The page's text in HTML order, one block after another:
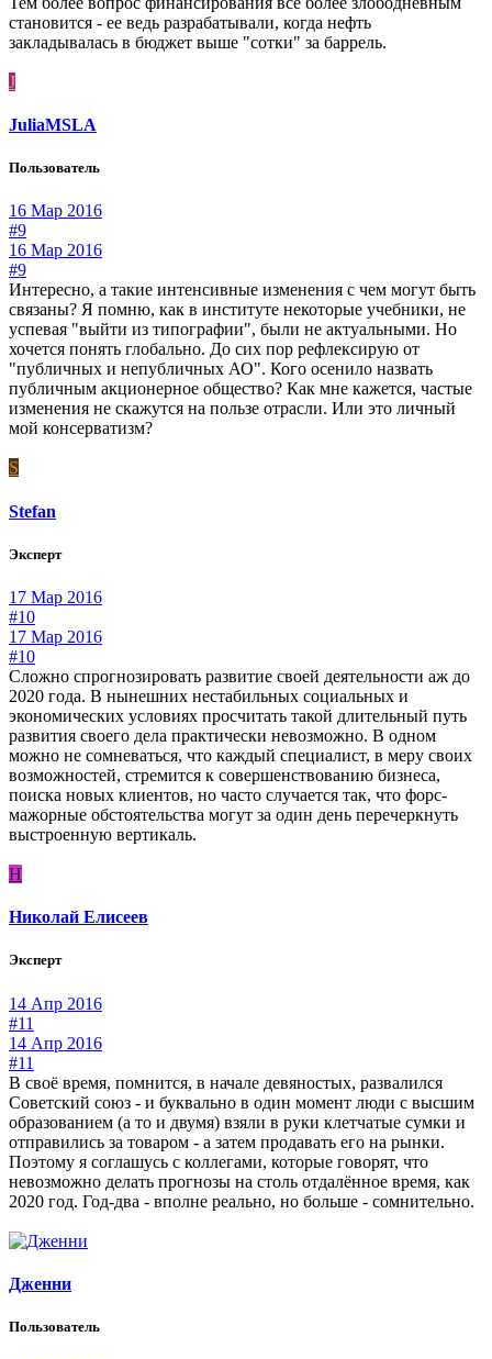
становится - ее ведь разрабатывали, когда нефть
закладывалась в бюджет выше "сотки" за баррель.
J
JuliaMSLA
Пользователь
16 Мар 2016
#9
16 Мар 2016
#9
Интересно, а такие интенсивные изменения с чем могут быть
связаны? Я помню, как в институте некоторые учебники, не
успевая "выйти из типографии", были не актуальными. Но
хочется понять глобально. До сих пор рефлексирую от
"публичных и непубличных АО". Кого осенило назвать
публичным акционерное общество? Как мне кажется, частые
изменения не скажутся на пользе отрасли. Или это личный
мой консерватизм?
S
Stefan
Эксперт
17 Мар 2016
#10
17 Мар 2016
#10
Сложно спрогнозировать развитие своей деятельности аж до
2020 года. В нынешних нестабильных социальных и
экономических условиях просчитать такой длительный путь
развития своего дела практически невозможно. В одном
можно не сомневаться, что каждый специалист, в меру своих
возможностей, стремится к совершенствованию бизнеса,
поиска новых клиентов, но часто случается так, что форс-
мажорные обстоятельства могут за один день перечеркнуть
выстроенную вертикаль.
Н
Николай Елисеев
Эксперт
14 Апр 2016
#11
14 Апр 2016
#11
В своё время, помнится, в начале девяностых, развалился
Советский союз - и буквально в один момент люди с высшим
образованием (а то и двумя) взяли в руки клетчатые сумки и
отправились за товаром - а затем продавать его на рынки.
Поэтому я соглашусь с коллегами, которые говорят, что
невозможно делать прогнозы на столь отдалённое время, как
2020 год. Год-два - вполне реально, но больше - сомнительно.
Дженни
Пользователь